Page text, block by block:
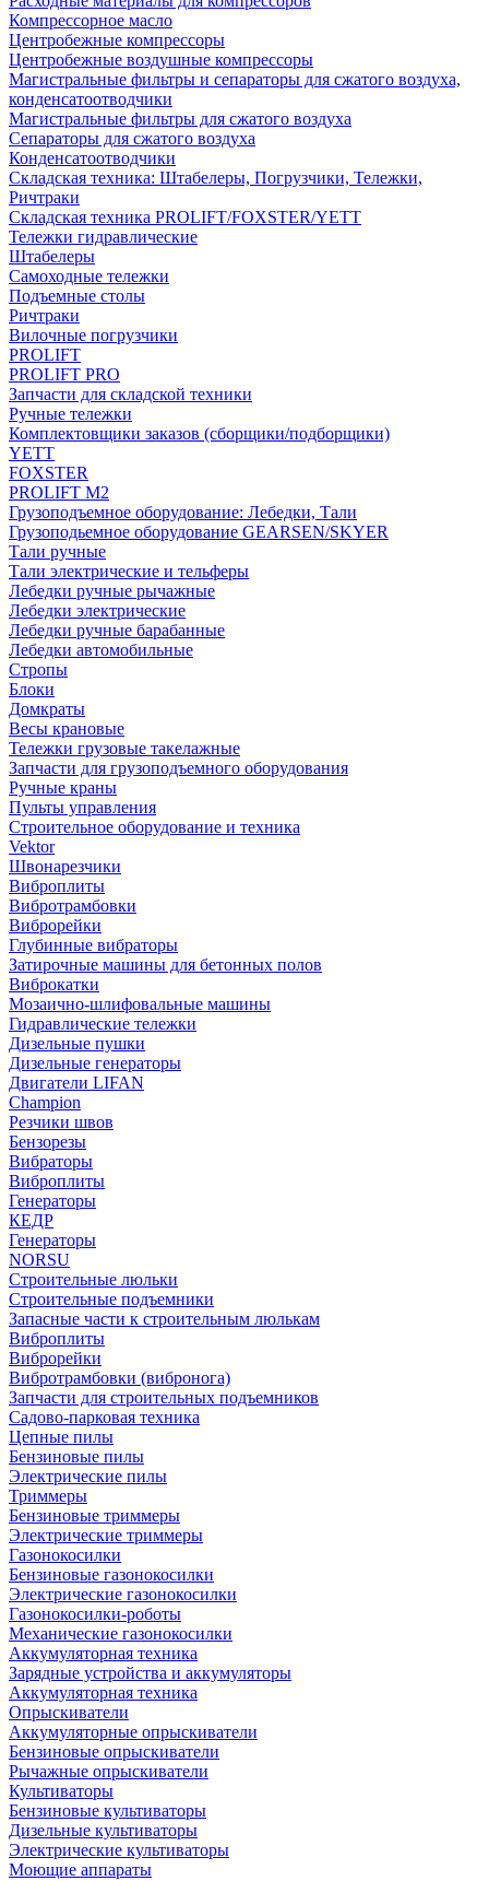
Компрессорное масло
Центробежные компрессоры
Центробежные воздушные компрессоры
Магистральные фильтры и сепараторы для сжатого воздуха,
конденсатоотводчики
Магистральные фильтры для сжатого воздуха
Сепараторы для сжатого воздуха
Конденсатоотводчики
Складская техника: Штабелеры, Погрузчики, Тележки,
Ричтраки
Складская техника PROLIFT/FOXSTER/YETT
Тележки гидравлические
Штабелеры
Самоходные тележки
Подъемные столы
Ричтраки
Вилочные погрузчики
PROLIFT
PROLIFT PRO
Запчасти для складской техники
Ручные тележки
Комплектовщики заказов (сборщики/подборщики)
YETT
FOXSTER
PROLIFT M2
Грузоподъемное оборудование: Лебедки, Тали
Грузоподьемное оборудование GEARSEN/SKYER
Тали ручные
Тали электрические и тельферы
Лебедки ручные рычажные
Лебедки электрические
Лебедки ручные барабанные
Лебедки автомобильные
Стропы
Блоки
Домкраты
Весы крановые
Тележки грузовые такелажные
Запчасти для грузоподъемного оборудования
Ручные краны
Пульты управления
Строительное оборудование и техника
Vektor
Швонарезчики
Виброплиты
Вибротрамбовки
Виброрейки
Глубинные вибраторы
Затирочные машины для бетонных полов
Виброкатки
Мозаично-шлифовальные машины
Гидравлические тележки
Дизельные пушки
Дизельные генераторы
Двигатели LIFAN
Champion
Резчики швов
Бензорезы
Вибраторы
Виброплиты
Генераторы
КЕДР
Генераторы
NORSU
Строительные люльки
Строительные подъемники
Запасные части к строительным люлькам
Виброплиты
Виброрейки
Вибротрамбовки (вибронога)
Запчасти для строительных подъемников
Садово-парковая техника
Цепные пилы
Бензиновые пилы
Электрические пилы
Триммеры
Бензиновые триммеры
Электрические триммеры
Газонокосилки
Бензиновые газонокосилки
Электрические газонокосилки
Газонокосилки-роботы
Механические газонокосилки
Аккумуляторная техника
Зарядные устройства и аккумуляторы
Аккумуляторная техника
Опрыскиватели
Аккумуляторные опрыскиватели
Бензиновые опрыскиватели
Рычажные опрыскиватели
Культиваторы
Бензиновые культиваторы
Дизельные культиваторы
Электрические культиваторы
Моющие аппараты